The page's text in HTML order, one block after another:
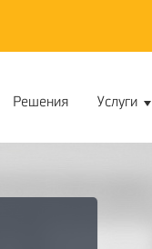
Решения Услуги